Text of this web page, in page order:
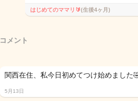
はじめてのママリ🔰(生後4ヶ月)
コメント
関西在住、私今日初めてつけ始めました
5月13日